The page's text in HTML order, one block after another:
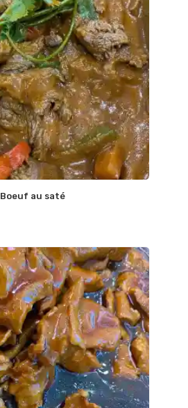
Boeuf au saté